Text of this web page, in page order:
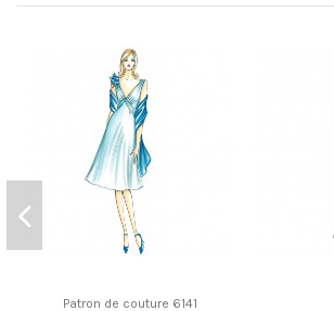
Patron de couture 6141